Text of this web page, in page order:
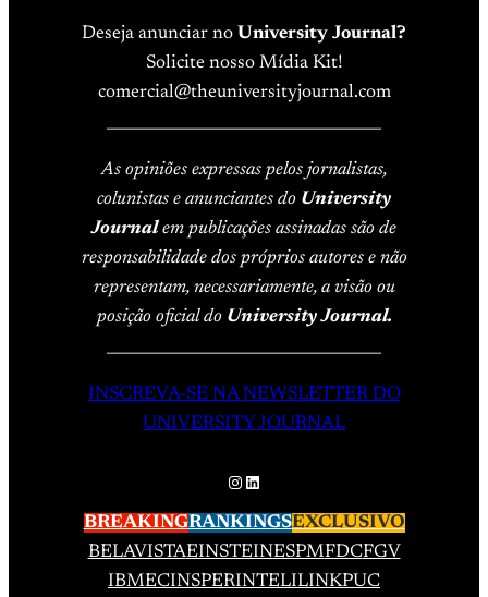
Deseja anunciar no University Journal?
Solicite nosso Mídia Kit!
comercial@theuniversityjournal.com
As opiniões expressas pelos jornalistas,
colunistas e anunciantes do University
Journalem publicações assinadas são de
responsabilidade dos próprios autores e não
representam, necessariamente, a visão ou
posição oficial do University Journal.
INSCREVA-SE NA NEWSLETTER DO
UNIVERSITY JOURNAL
Instagram
LinkedIn
BREAKINGRANKINGSEXCLUSIVO
BELAVISTAEINSTEINESPMFDCFGV
IBMECINSPERINTELILINKPUC